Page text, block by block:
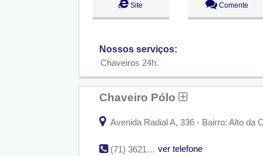
09:00 - 18:00
Qua:
09:00 - 18:00
Sáb:
Fechado
Dom:
Fechado
Site Comente
Nossos serviços:
Chaveiros 24h
Chaveiro Pólo
Avenida Radial A, 336 - Bairro: Alto da
(71) 3621-5008 ver telefone